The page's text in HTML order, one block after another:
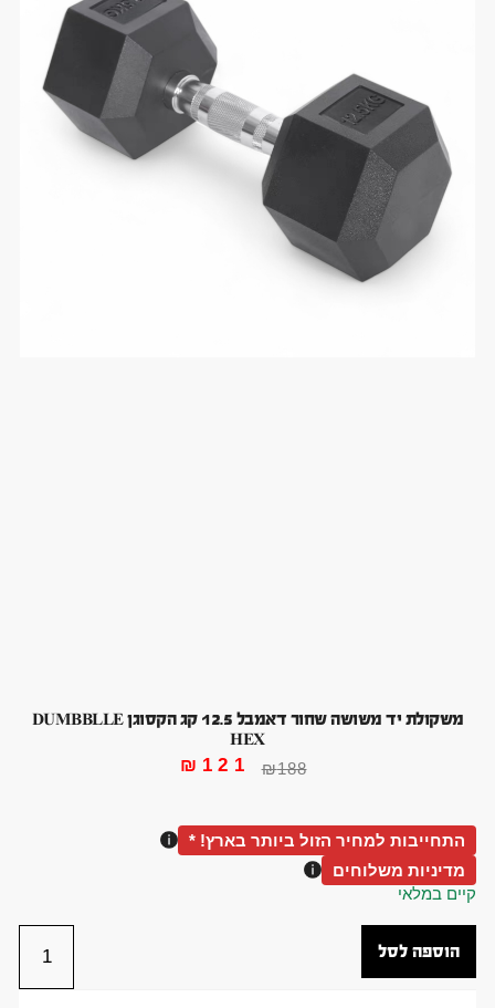
משקולת יד משושה שחור דאמבל 12.5 קג הקסוגן DUMBBLLE
HEX
₪188
₪ 121
התחייבות למחיר הזול ביותר בארץ! *
מדיניות משלוחים
קיים במלאי
הוספה לסל